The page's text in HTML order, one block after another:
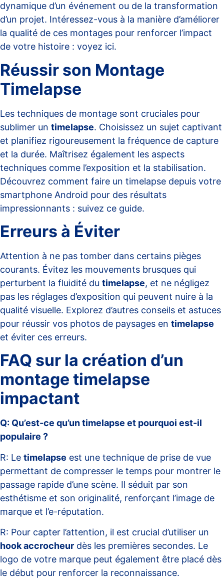
dynamique d’un événement ou de la transformation
d’un projet. Intéressez-vous à la manière d’améliorer
la qualité de ces montages pour renforcer l’impact
de votre histoire : voyez ici.
Réussir son Montage
Timelapse
Les techniques de montage sont cruciales pour
sublimer un timelapse. Choisissez un sujet captivant
et planifiez rigoureusement la fréquence de capture
et la durée. Maîtrisez également les aspects
techniques comme l’exposition et la stabilisation.
Découvrez comment faire un timelapse depuis votre
smartphone Android pour des résultats
impressionnants : suivez ce guide.
Erreurs à Éviter
Attention à ne pas tomber dans certains pièges
courants. Évitez les mouvements brusques qui
perturbent la fluidité du timelapse, et ne négligez
pas les réglages d’exposition qui peuvent nuire à la
qualité visuelle. Explorez d’autres conseils et astuces
pour réussir vos photos de paysages en timelapse
et éviter ces erreurs.
FAQ sur la création d’un
montage timelapse
impactant
Q: Qu’est-ce qu’un timelapse et pourquoi est-il
populaire ?
R: Le timelapse est une technique de prise de vue
permettant de compresser le temps pour montrer le
passage rapide d’une scène. Il séduit par son
esthétisme et son originalité, renforçant l’image de
marque et l’e-réputation.
R: Pour capter l’attention, il est crucial d’utiliser un
hook accrocheur dès les premières secondes. Le
logo de votre marque peut également être placé dès
le début pour renforcer la reconnaissance.